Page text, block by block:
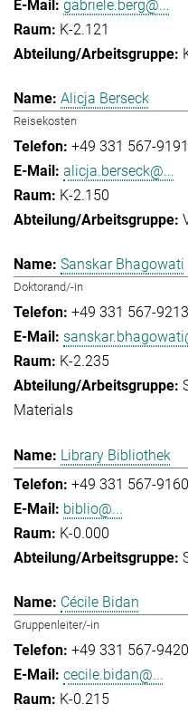
gabriele.berg@...
K-2.121
Alicja Berseck
Reisekosten
+49 331 567-9191
alicja.berseck@...
K-2.150
Sanskar Bhagowati
Doktorand/-in
+49 331 567-9213
K-2.235
Materials
Library Bibliothek
+49 331 567-9160
biblio@...
K-0.000
Cécile Bidan
Gruppenleiter/-in
+49 331 567-9420
cecile.bidan@...
K-0.215